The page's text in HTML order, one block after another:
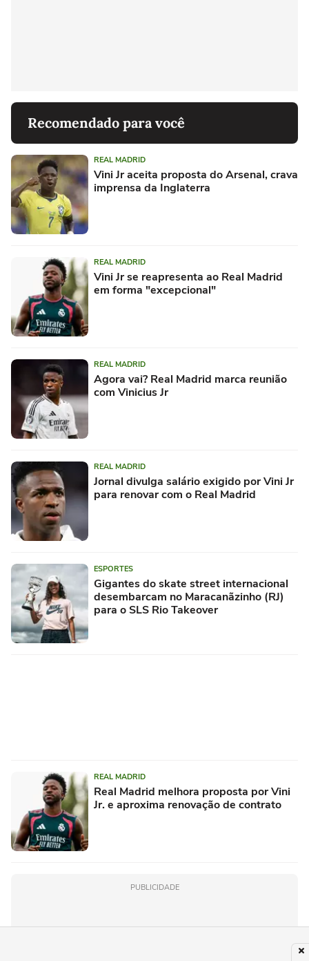
Recomendado para você
REAL MADRID
Vini Jr aceita proposta do Arsenal, crava
imprensa da Inglaterra
REAL MADRID
Vini Jr se reapresenta ao Real Madrid
em forma "excepcional"
REAL MADRID
Agora vai? Real Madrid marca reunião
com Vinicius Jr
REAL MADRID
Jornal divulga salário exigido por Vini Jr
para renovar com o Real Madrid
ESPORTES
Gigantes do skate street internacional
desembarcam no Maracanãzinho (RJ)
para o SLS Rio Takeover
REAL MADRID
Real Madrid melhora proposta por Vini
Jr. e aproxima renovação de contrato
PUBLICIDADE